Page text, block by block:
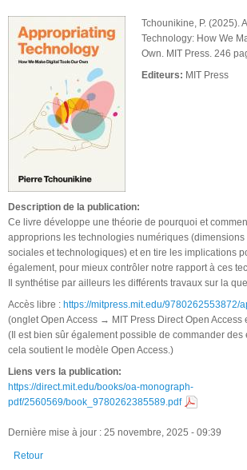
Tchounikine, P. (2025).
Technology: How We
Own. MIT Press. 246
Editeurs: MIT Press
Description de la publication:
Ce livre développe une théorie de pourquoi et
approprions les technologies numériques
sociales et technologiques) et en tire les implications
également, pour mieux contrôler notre rapport à ces
Il synthétise par ailleurs les différents travaux sur la
Accès libre : https://mitpress.mit.edu/9780262553872/
(onglet Open Access → MIT Press Direct Open
(Il est bien sûr également possible de commander des
cela soutient le modèle Open Access.)
Liens vers la publication:
https://direct.mit.edu/books/oa-monograph-
pdf/2560569/book_9780262385589.pdf
Dernière mise à jour : 25 novembre, 2025 - 09:39
Retour